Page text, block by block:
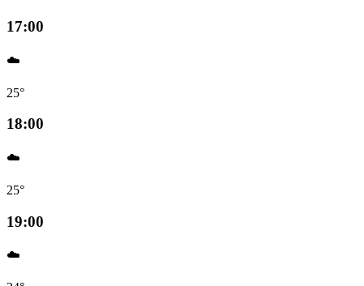
17:00
☁️
25°
18:00
☁️
25°
19:00
☁️